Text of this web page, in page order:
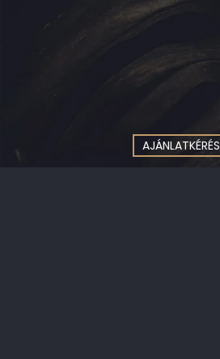
AJÁNLATKÉRÉS